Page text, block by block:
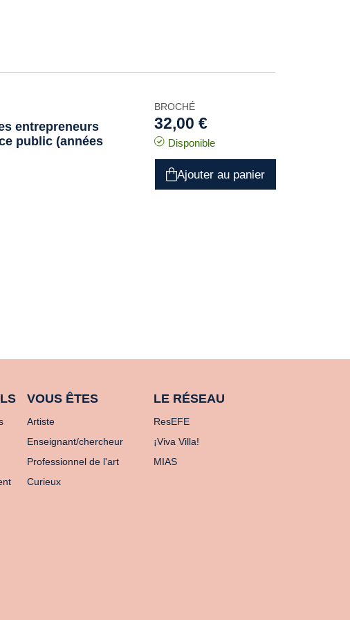
entrepreneurs
public (années
BROCHÉ
32,00 €
Disponible
Ajouter au panier
VOUS ÊTES
Artiste
Enseignant/chercheur
Professionnel de l'art
Curieux
LE RÉSEAU
ResEFE
¡Viva Villa!
MIAS